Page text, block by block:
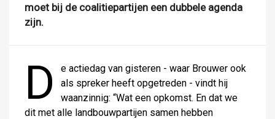
moet bij de coalitiepartijen een dubbele agenda
zijn.
D
e actiedag van gisteren - waar Brouwer ook
als spreker heeft opgetreden - vindt hij
waanzinnig: “Wat een opkomst. En dat we
dit met alle landbouwpartijen samen hebben